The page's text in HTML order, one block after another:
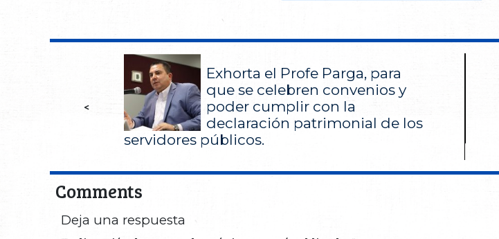
<
Exhorta el Profe Parga, para
que se celebren convenios y
poder cumplir con la
declaración patrimonial de los
servidores públicos.
Comments
Deja una respuesta